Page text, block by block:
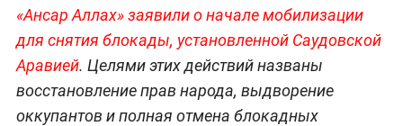
«Ансар Аллах» заявили о начале мобилизации
для снятия блокады, установленной Саудовской
Аравией. Целями этих действий названы
восстановление прав народа, выдворение
оккупантов и полная отмена блокадных